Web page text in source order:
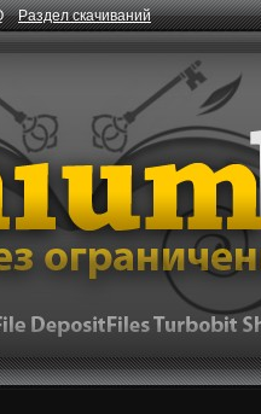
Раздел скачиваний